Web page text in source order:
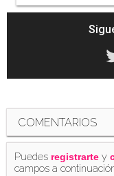
COMENTARIOS
Puedes registrarte y
campos a